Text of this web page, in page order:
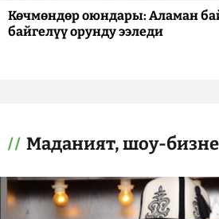
Көчмөндөр оюндары: Аламан
байгелүү орунду ээледи
Маданият, шоу-